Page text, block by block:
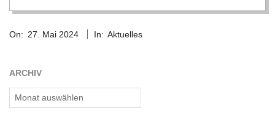
05-
On: 27. Mai 2024 In: Aktuelles
ARCHIV
Archiv